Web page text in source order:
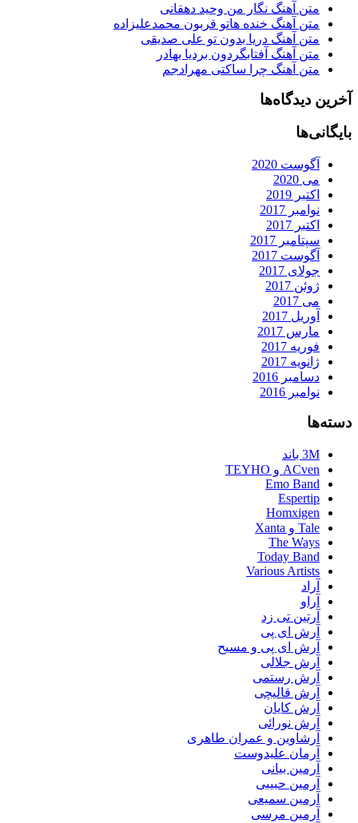
متن آهنگ نگار من وحید دهقانی
متن آهنگ خنده هاتو قربون محمدعلیزاده
متن آهنگ دریا بدون تو علی صدیقی
متن آهنگ آفتابگردون بردیا بهادر
متن آهنگ چرا ساکتی مهرادجم
آخرین دیدگاه‌ها
بایگانی‌ها
آگوست 2020
می 2020
اکتبر 2019
نوامبر 2017
اکتبر 2017
سپتامبر 2017
آگوست 2017
جولای 2017
ژوئن 2017
می 2017
آوریل 2017
مارس 2017
فوریه 2017
ژانویه 2017
دسامبر 2016
نوامبر 2016
دسته‌ها
3M باند
ACven و TEYHO
Emo Band
Espertip
Homxigen
Tale و Xanta
The Ways
Today Band
Various Artists
آراد
آراو
آرتین تی زد
آرش ای پی
آرش ای پی و مسیح
آرش جلالی
آرش رستمی
آرش قالیچی
آرش کایان
آرش نورائی
آرشاوین و عمران طاهری
آرمان علیدوست
آرمین بیانی
آرمین حبیبی
آرمین سمیعی
آرمین مرسی